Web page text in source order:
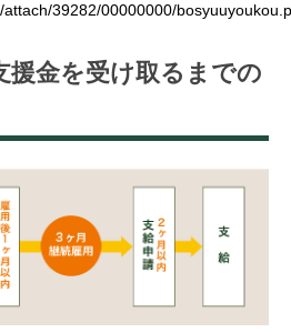
39282/00000000/
援金を受け取るまでの